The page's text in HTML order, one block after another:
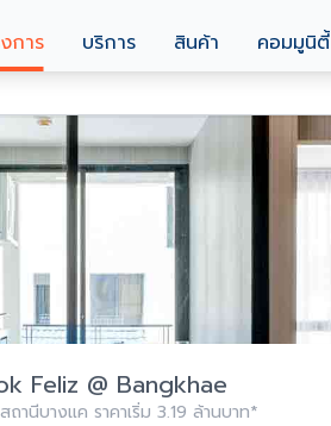
การ บริการ สินค้า คอมมูนิตี้
Feliz @ Bangkhae
ถานีบางแค ราคาเริ่ม 3.19 ล้านบาท*